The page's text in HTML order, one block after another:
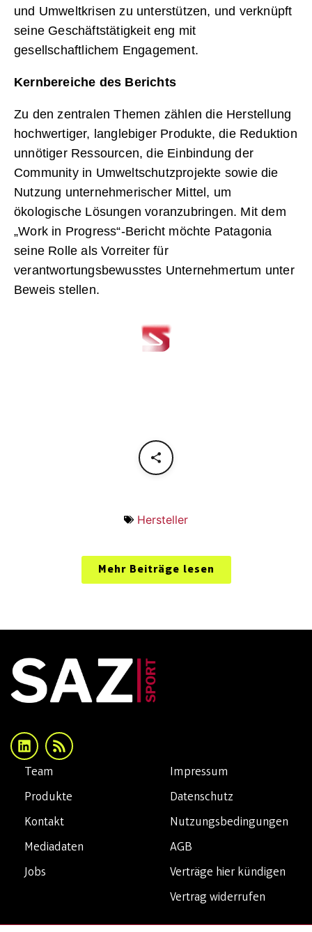
und Umweltkrisen zu unterstützen, und verknüpft
seine Geschäftstätigkeit eng mit
gesellschaftlichem Engagement.
Kernbereiche des Berichts
Zu den zentralen Themen zählen die Herstellung
hochwertiger, langlebiger Produkte, die Reduktion
unnötiger Ressourcen, die Einbindung der
Community in Umweltschutzprojekte sowie die
Nutzung unternehmerischer Mittel, um
ökologische Lösungen voranzubringen. Mit dem
„Work in Progress“-Bericht möchte Patagonia
seine Rolle als Vorreiter für
verantwortungsbewusstes Unternehmertum unter
Beweis stellen.
Hersteller
Mehr Beiträge lesen
Impressum
Datenschutz
Nutzungsbedingungen
AGB
Verträge hier kündigen
Vertrag widerrufen
Team
Produkte
Kontakt
Mediadaten
Jobs